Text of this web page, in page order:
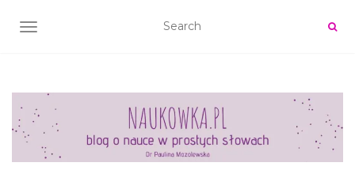
TOGGLE NAVIGATION